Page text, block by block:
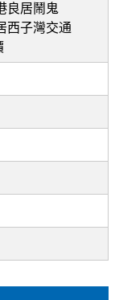
良居鬧鬼
西子灣交通